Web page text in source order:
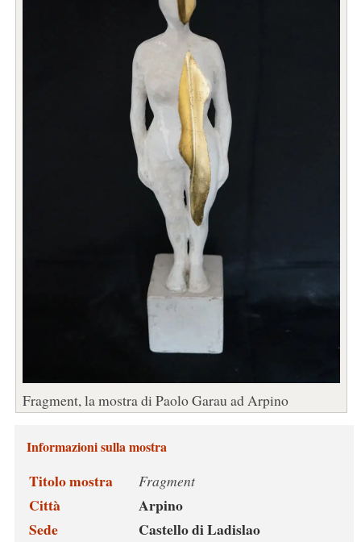
Fragment, la mostra di Paolo Garau ad Arpino
Informazioni sulla mostra
Titolo mostra Fragment
Città
Arpino
Sede
Castello di Ladislao